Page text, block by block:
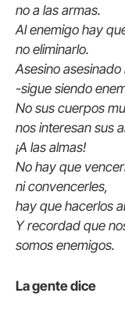
no a las armas.
Al enemigo hay
no eliminarlo.
Asesino asesinado
-sigue siendo
No sus cuerpos
nos interesan sus
¡A las almas!
No hay que
ni convencerles,
hay que hacerlos
Y recordad que
somos enemigos.
La gente dice